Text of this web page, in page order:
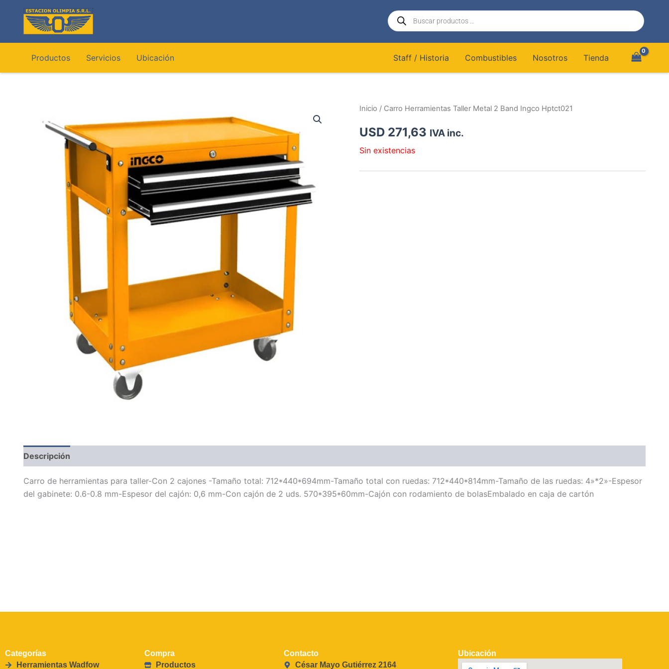
contenido
Búsqueda
de
productos
Productos Servicios Ubicación Staff / Historia Combustibles Nosotros Tienda
Inicio / Carro Herramientas Taller Metal 2 Band Ingco Hptct021
USD 271,63 IVA inc.
Sin existencias
Descripción
Carro de herramientas para taller-Con 2 cajones -Tamaño total: 712*440*694mm-Tamaño total con ruedas: 712*440*814mm-Tamaño de las ruedas: 4»*2»-Espesor
del gabinete: 0.6-0.8 mm-Espesor del cajón: 0,6 mm-Con cajón de 2 uds. 570*395*60mm-Cajón con rodamiento de bolasEmbalado en caja de cartón
Categorías
Herramientas Wadfow
Compra
Productos
Contacto
César Mayo Gutiérrez 2164
Ubicación